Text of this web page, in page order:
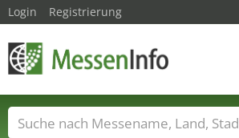
Login Registrierung